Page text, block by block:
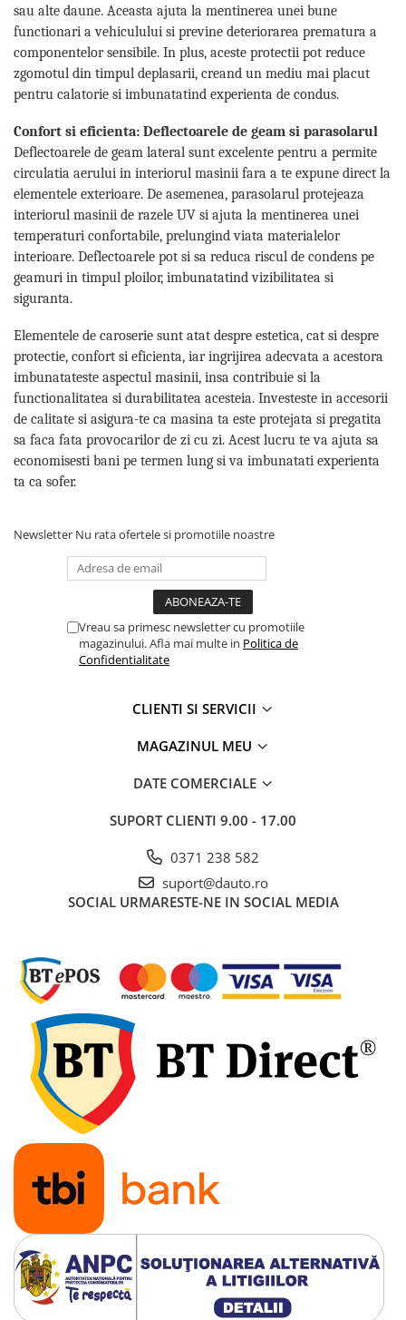
Mufe de Cuplare Aer
Pistoale de Suflat Aer
Racorduri si Cuplaje Rapide
Pneumatice
Cale de Blocare Roti
Canistre Combustibil
Capace rezervoare si Antifurturi
Folii Solare pentru Geamuri Auto
Frigidere Auto
Huse si Protectii Scaun Auto
Incalzitoare Auto
Nuci volan universale pentru auto,
utilaje si tractoare
Organizare si Fixare Portbagaj
Palnii pentru Auto si Uz Universal
Parasolare Auto pentru Parbriz si
Geamuri
Perii, Bureti si Lavete Auto
Lavete si microfibra auto
Manusi si bureti spalare auto
Perii detailing si jante
Prosoape auto pentru uscare
Seturi curatare auto
Suporturi Numar de Inmatriculare
Suporturi telefon si tableta auto
incarcatoare scule electrice
Flexuri si polizoare
Generatoare electrice
Masini gaurit si insurubat
Masini gaurit, filetat cu
acumulator
Motofierastraie, fierastraie si
debitoare metal
Pistoale aer cald si de lipit
Pistoale de vopsit electrice
Proiectoare si lampi de lucru
Redresoare
Rindele electrice
Rotopercutoare si demolatoare
sau alte daune. Aceasta ajuta la mentinerea unei bune
functionari a vehiculului si previne deteriorarea prematura a
componentelor sensibile. In plus, aceste protectii pot reduce
zgomotul din timpul deplasarii, creand un mediu mai placut
pentru calatorie si imbunatatind experienta de condus.
Confort si eficienta: Deflectoarele de geam si parasolarul
Deflectoarele de geam lateral sunt excelente pentru a permite
circulatia aerului in interiorul masinii fara a te expune direct la
elementele exterioare. De asemenea, parasolarul protejeaza
interiorul masinii de razele UV si ajuta la mentinerea unei
temperaturi confortabile, prelungind viata materialelor
interioare. Deflectoarele pot si sa reduca riscul de condens pe
geamuri in timpul ploilor, imbunatatind vizibilitatea si
siguranta.
Elementele de caroserie sunt atat despre estetica, cat si despre
protectie, confort si eficienta, iar ingrijirea adecvata a acestora
imbunatateste aspectul masinii, insa contribuie si la
functionalitatea si durabilitatea acesteia. Investeste in accesorii
de calitate si asigura-te ca masina ta este protejata si pregatita
sa faca fata provocarilor de zi cu zi. Acest lucru te va ajuta sa
economisesti bani pe termen lung si va imbunatati experienta
ta ca sofer.
Newsletter Nu rata ofertele si promotiile noastre
Vreau sa primesc newsletter cu promotiile
magazinului. Afla mai multe in Politica de
Confidentialitate
CLIENTI SI SERVICII
MAGAZINUL MEU
DATE COMERCIALE
SUPORT CLIENTI 9.00 - 17.00
0371 238 582
suport@dauto.ro
SOCIAL URMARESTE-NE IN SOCIAL MEDIA